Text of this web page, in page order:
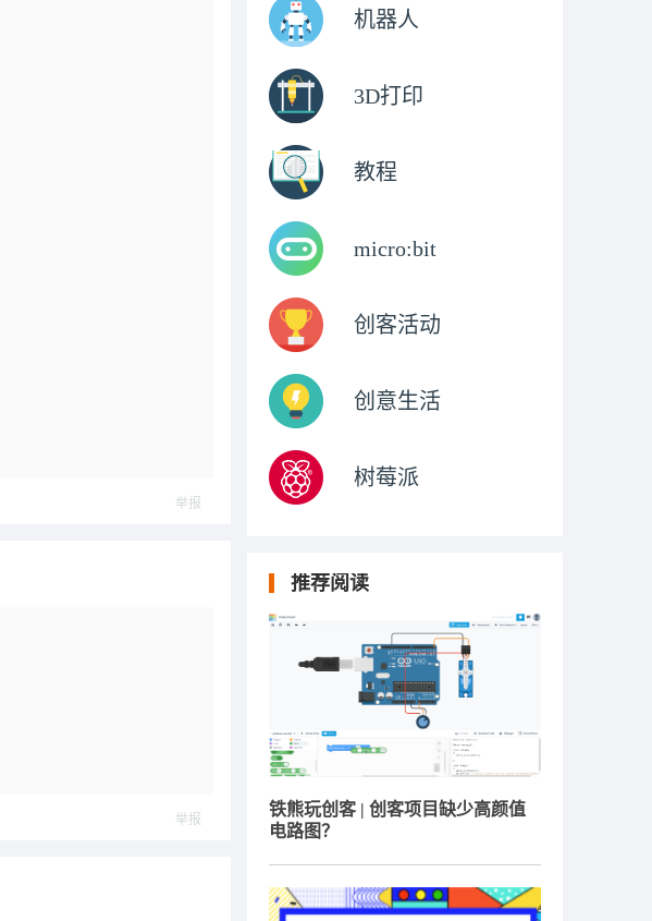
举报
举报
机器人
3D打印
教程
micro:bit
创客活动
创意生活
树莓派
推荐阅读
铁熊玩创客 | 创客项目缺少高颜值
电路图？